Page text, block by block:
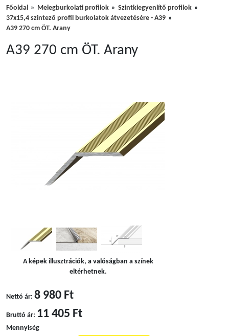
Főoldal Melegburkolati profilok
Szintkiegyenlítő profilok
37x15,4 szintező profil burkolatok átvezetésére - A39
A39 270 cm ÖT. Arany
A39 270 cm ÖT. Arany
A képek illusztrációk, a valóságban a színek
eltérhetnek.
Nettó ár: 8 980 Ft
Bruttó ár: 11 405 Ft
Mennyiség